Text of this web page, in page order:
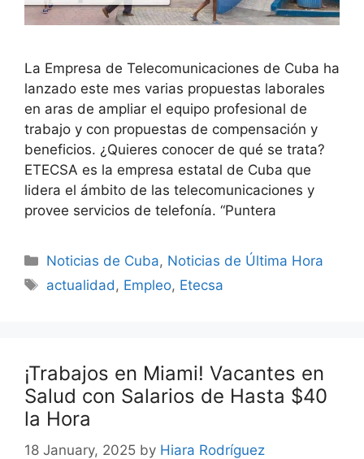
La Empresa de Telecomunicaciones de Cuba ha
lanzado este mes varias propuestas laborales
en aras de ampliar el equipo profesional de
trabajo y con propuestas de compensación y
beneficios. ¿Quieres conocer de qué se trata?
ETECSA es la empresa estatal de Cuba que
lidera el ámbito de las telecomunicaciones y
provee servicios de telefonía. “Puntera
Categories
Noticias de Cuba, Noticias de Última Hora
Tags
actualidad, Empleo, Etecsa
¡Trabajos en Miami! Vacantes en
Salud con Salarios de Hasta $40
la Hora
18 January, 2025 by Hiara Rodríguez